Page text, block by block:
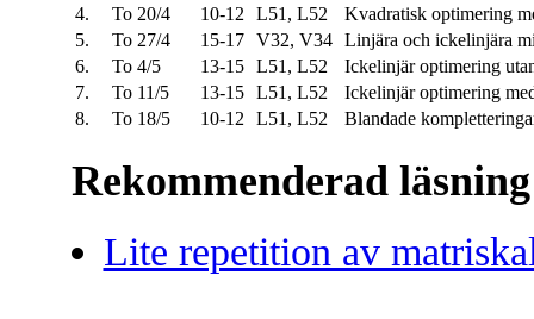
4.
To 20/4 10-12 L51, L52
Kvadratisk optimering
5.
To 27/4 15-17 V32, V34
Linjära och ickelinjära
6.
To 4/5 13-15 L51, L52
Ickelinjär optimering
7.
To 11/5 13-15 L51, L52
Ickelinjär optimering
8.
To 18/5 10-12 L51, L52 Blandade
Rekommenderad
Lite repetition av